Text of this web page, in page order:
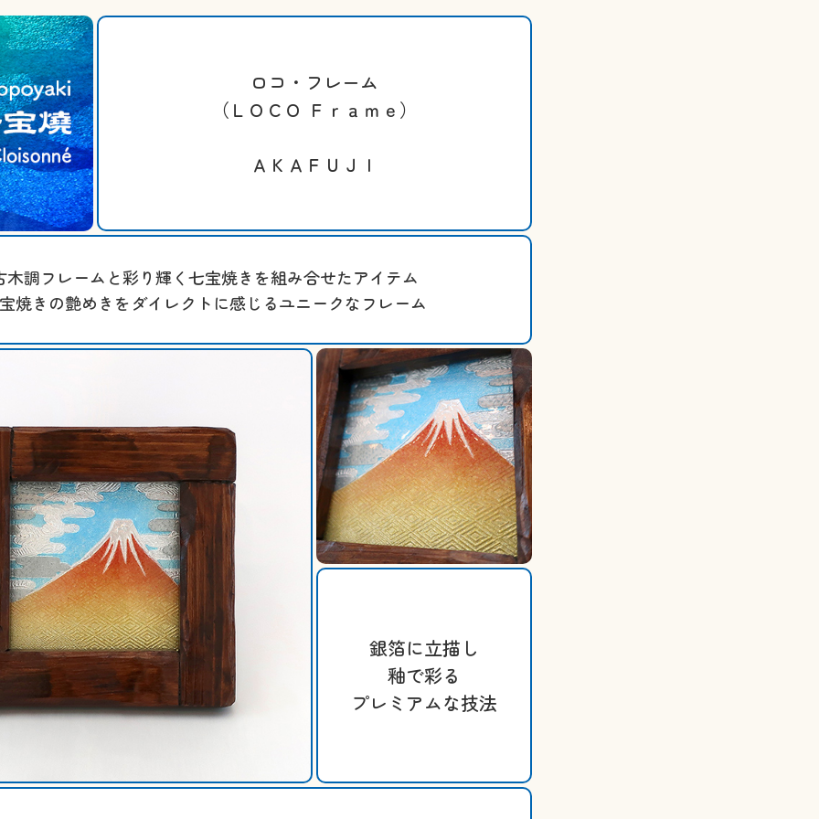
ロコ・フレーム
（ＬＯＣＯ Ｆｒａｍｅ）
ＡＫＡＦＵＪＩ
木調フレームと彩り輝く七宝焼きを組み合せたアイテム
焼きの艶めきをダイレクトに感じるユニークなフレーム
銀箔に立描し
釉で彩る
プレミアムな技法